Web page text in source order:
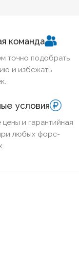
команда
точно подобрать
и избежать
условия
и гарантийная
любых форс-